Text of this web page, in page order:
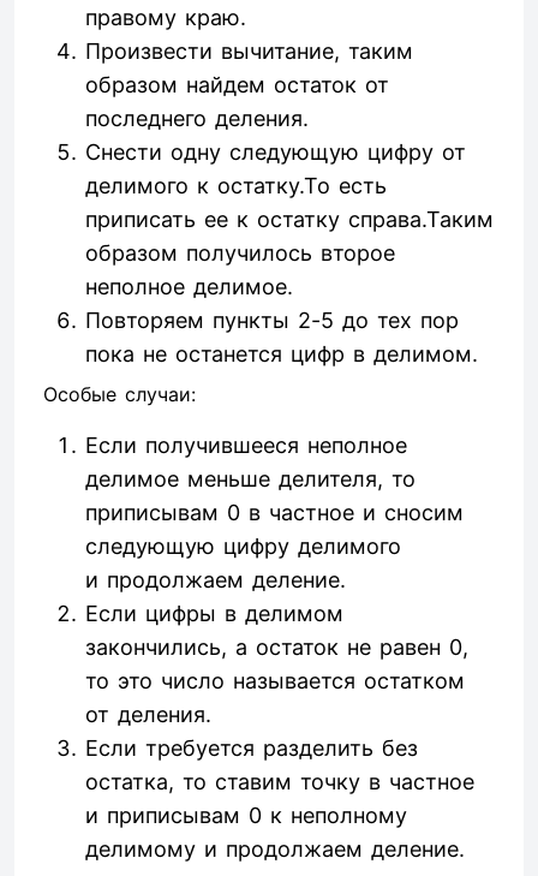
правому краю.
Произвести вычитание, таким
образом найдем остаток от
последнего деления.
Снести одну следующую цифру от
делимого к остатку.То есть
приписать ее к остатку справа.Таким
образом получилось второе
неполное делимое.
Повторяем пункты 2-5 до тех пор
пока не останется цифр в делимом.
Особые случаи:
Если получившееся неполное
делимое меньше делителя, то
приписывам 0 в частное и сносим
следующую цифру делимого
и продолжаем деление.
Если цифры в делимом
закончились, а остаток не равен 0,
то это число называется остатком
от деления.
Если требуется разделить без
остатка, то ставим точку в частное
и приписывам 0 к неполному
делимому и продолжаем деление.